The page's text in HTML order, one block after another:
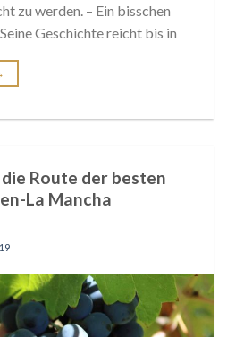
zu werden. – Ein bisschen
Geschichte reicht bis in
Route der besten
La Mancha